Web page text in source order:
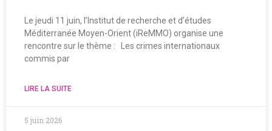
Le jeudi 11 juin, l’Institut de recherche et d’études
Méditerranée Moyen-Orient (iReMMO) organise une
rencontre sur le thème : Les crimes internationaux
commis par
LIRE LA SUITE
5 juin 2026